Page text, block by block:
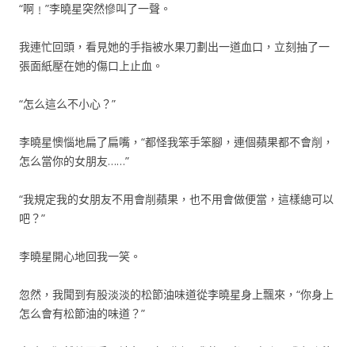
“啊﹗”李曉星突然慘叫了一聲。
我連忙回頭，看見她的手指被水果刀劃出一道血口，立刻抽了一
張面紙壓在她的傷口上止血。
“怎么這么不小心？”
李曉星懊惱地扁了扁嘴，“都怪我笨手笨腳，連個蘋果都不會削，
怎么當你的女朋友……”
“我規定我的女朋友不用會削蘋果，也不用會做便當，這樣總可以
吧？”
李曉星開心地回我一笑。
忽然，我聞到有股淡淡的松節油味道從李曉星身上飄來，“你身上
怎么會有松節油的味道？”